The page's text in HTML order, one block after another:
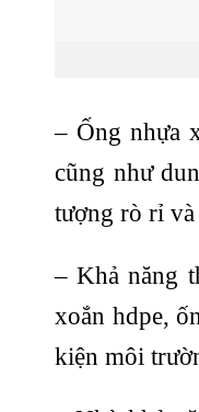
– Ống nhựa
cũng như
tượng rò rỉ
– Khả năng
xoắn hdpe,
kiện môi